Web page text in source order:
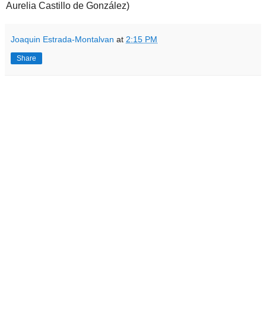
Aurelia Castillo de González)
Joaquin Estrada-Montalvan at 2:15 PM
Share